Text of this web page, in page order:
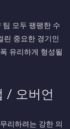
팀 모두 팽팽한 수
린 중요한 경기인
유리하게 형성될
/ 오버언
리하려는 강한 의